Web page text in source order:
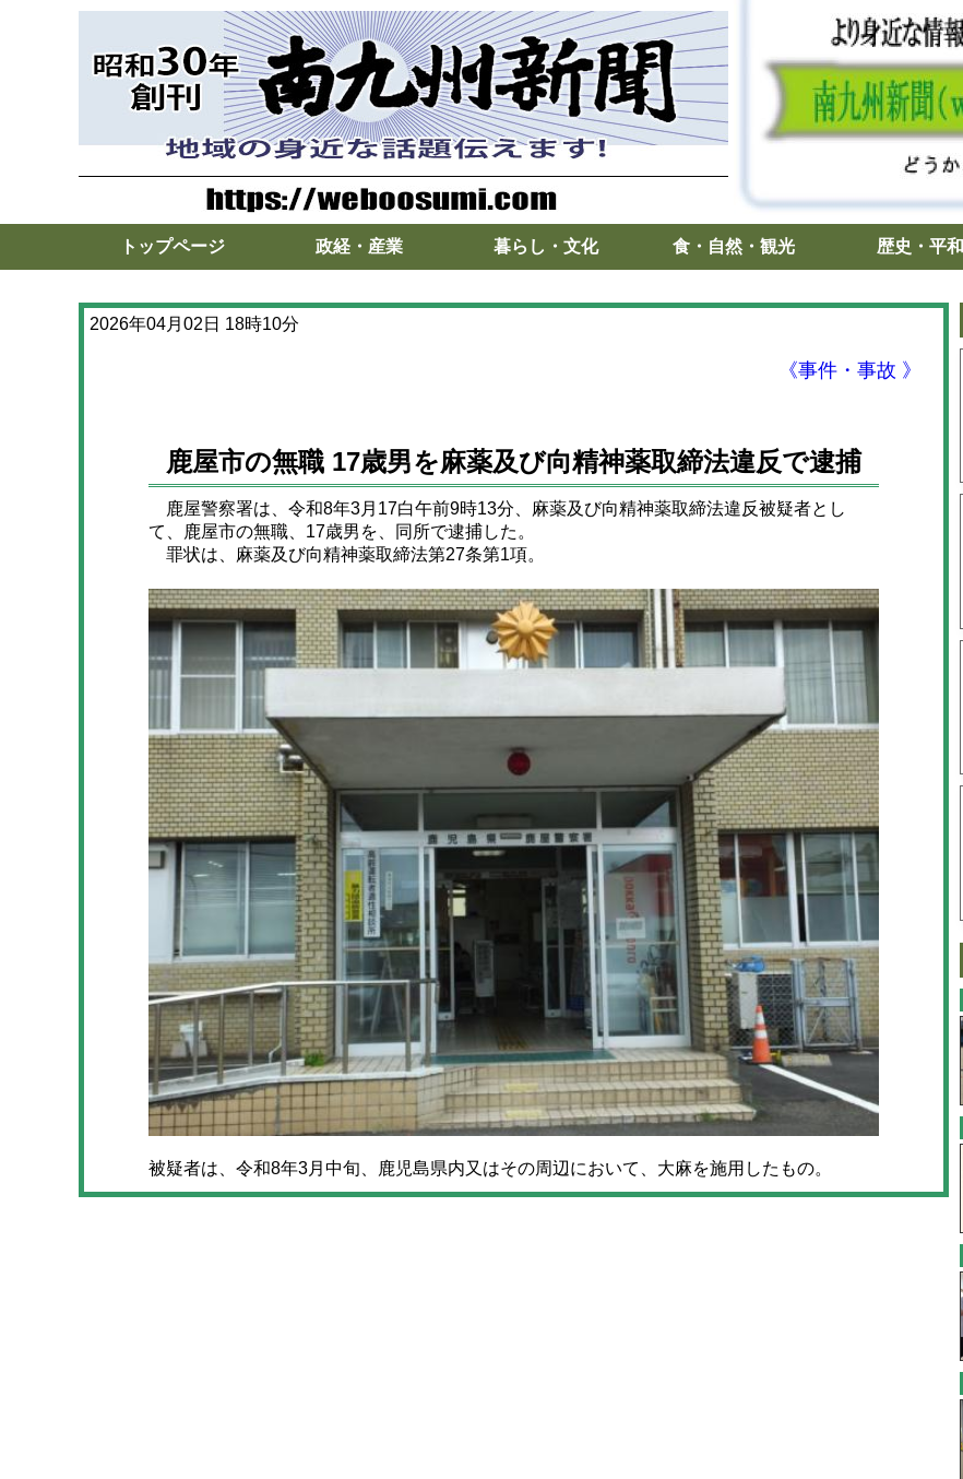
トップページ 政経・産業 暮らし・文化 食・自然・観光 歴史・平和
2026年04月02日 18時10分
《事件・事故 》
鹿屋市の無職 17歳男を麻薬及び向精神薬取締法違反で逮捕
鹿屋警察署は、令和8年3月17白午前9時13分、麻薬及び向精神薬取締法違反被疑者とし
て、鹿屋市の無職、17歳男を、同所で逮捕した。
罪状は、麻薬及び向精神薬取締法第27条第1項。
被疑者は、令和8年3月中旬、鹿児島県内又はその周辺において、大麻を施用したもの。